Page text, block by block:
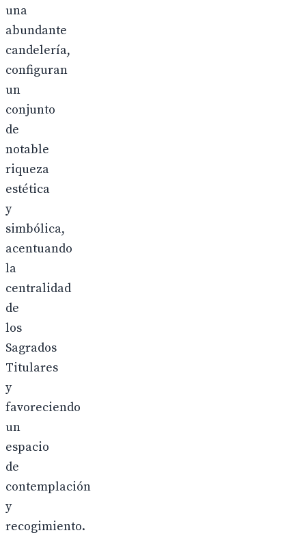
una
abundante
candelería,
configuran
un
conjunto
de
notable
riqueza
estética
y
simbólica,
acentuando
la
centralidad
de
los
Sagrados
Titulares
y
favoreciendo
un
espacio
de
contemplación
y
recogimiento.